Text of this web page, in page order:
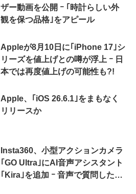
ザー動画を公開 ｰ ｢時計らしい外
観を保つ品格｣をアピール
Appleが8月10日に｢iPhone 17｣シ
リーズを値上げとの噂が浮上 ｰ 日
本では再度値上げの可能性も?!
Apple、｢iOS 26.6.1｣をまもなく
リリースか
Insta360、小型アクションカメラ
｢GO Ultra｣にAI音声アシスタント
｢Kira｣を追加 ｰ 音声で質問した